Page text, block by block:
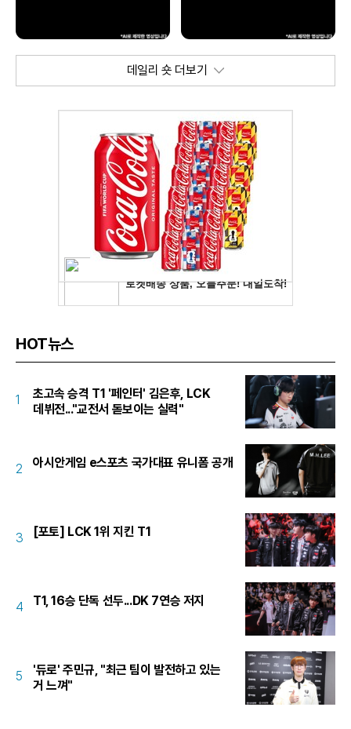
데일리 숏 더보기
HOT뉴스
1
초고속 승격 T1 '페인터' 김은후, LCK
데뷔전..."교전서 돋보이는 실력"
2 아시안게임 e스포츠 국가대표 유니폼 공개
3 [포토] LCK 1위 지킨 T1
4 T1, 16승 단독 선두...DK 7연승 저지
5
'듀로' 주민규, "최근 팀이 발전하고 있는
거 느껴"